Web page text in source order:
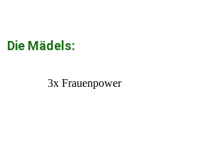
Die Mädels:
3x Frauenpower